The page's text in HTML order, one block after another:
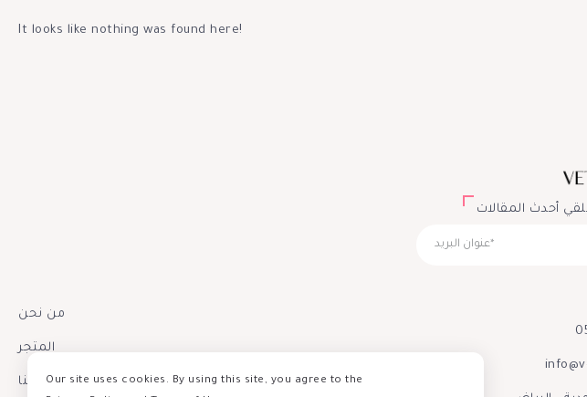
It looks like nothing was found here!
أحدث المقالات
من نحن
المتجر
إتصل بناOur site uses cookies. By using this site, you agree to the